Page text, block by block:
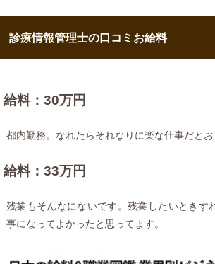
診療情報管理士の口コミお給料
給料：30万円
都内勤務。なれたらそれなりに楽な仕事だとお
給料：33万円
残業もそんなにないです。残業したいときす
事になってよかったと思ってます。